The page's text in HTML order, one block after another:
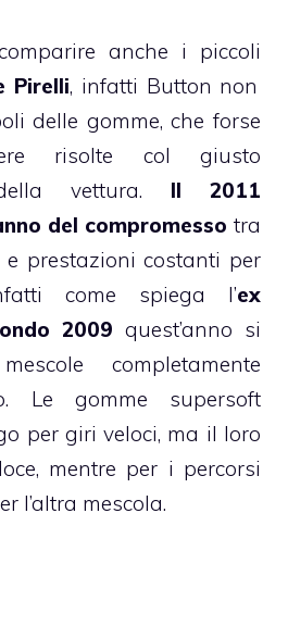
anche i piccoli
Pirelli, infatti Button non
delle gomme, che forse
risolte col giusto
vettura. Il 2011
del compromesso tra
e prestazioni costanti per
come spiega l’ex
2009 quest’anno si
completamente
Le gomme supersoft
per giri veloci, ma il loro
mentre per i percorsi
l’altra mescola.